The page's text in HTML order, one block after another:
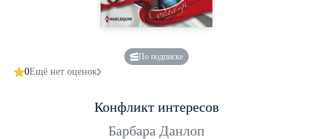
По подписке
0Ещё нет оценок
Конфликт интересов
Барбара Данлоп